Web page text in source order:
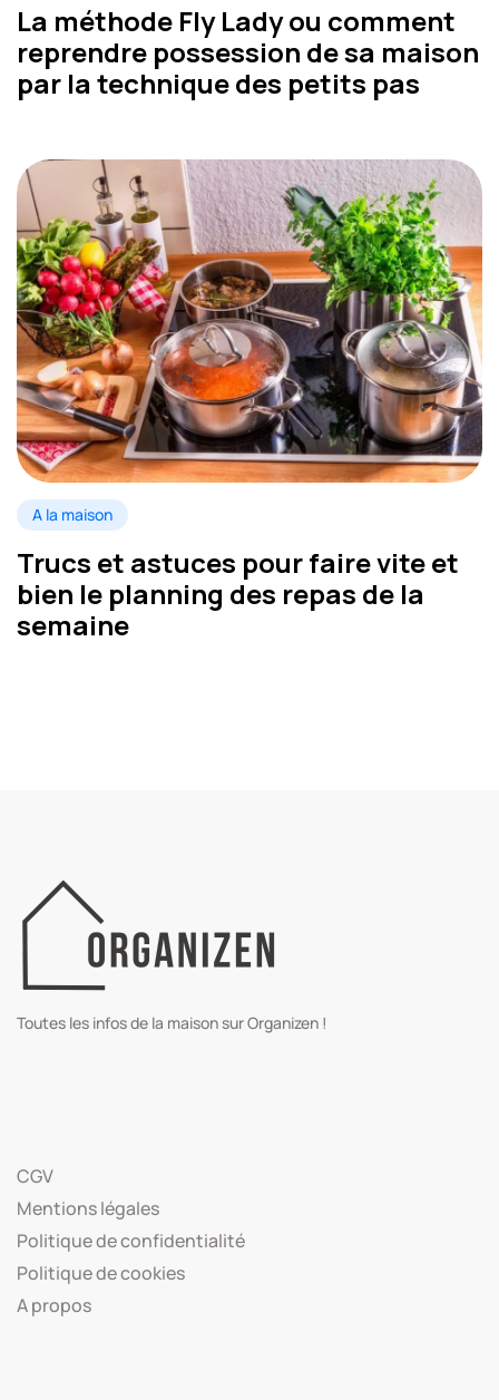
La méthode Fly Lady ou comment
reprendre possession de sa maison
par la technique des petits pas
A la maison
Trucs et astuces pour faire vite et
bien le planning des repas de la
semaine
Toutes les infos de la maison sur Organizen !
CGV
Mentions légales
Politique de confidentialité
Politique de cookies
A propos